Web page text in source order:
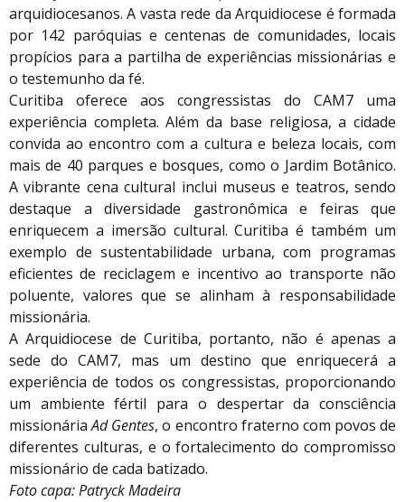
arquidiocesanos. A vasta rede da Arquidiocese é formada
por 142 paróquias e centenas de comunidades, locais
propícios para a partilha de experiências missionárias e
o testemunho da fé.
Curitiba oferece aos congressistas do CAM7 uma
experiência completa. Além da base religiosa, a cidade
convida ao encontro com a cultura e beleza locais, com
mais de 40 parques e bosques, como o Jardim Botânico.
A vibrante cena cultural inclui museus e teatros, sendo
destaque a diversidade gastronômica e feiras que
enriquecem a imersão cultural. Curitiba é também um
exemplo de sustentabilidade urbana, com programas
eficientes de reciclagem e incentivo ao transporte não
poluente, valores que se alinham à responsabilidade
missionária.
A Arquidiocese de Curitiba, portanto, não é apenas a
sede do CAM7, mas um destino que enriquecerá a
experiência de todos os congressistas, proporcionando
um ambiente fértil para o despertar da consciência
missionáriaAd Gentes, o encontro fraterno com povos de
diferentes culturas, e o fortalecimento do compromisso
missionário de cada batizado.
Foto capa: Patryck Madeira